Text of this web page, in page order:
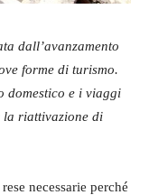
dall’avanzamento
forme di turismo.
domestico e i viaggi
la riattivazione di
necessarie perché